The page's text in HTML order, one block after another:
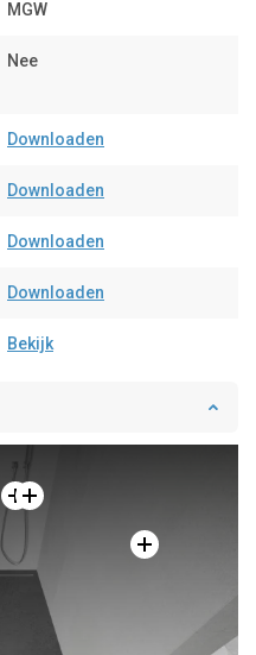
MGW
Nee
Downloaden
Downloaden
Downloaden
Downloaden
Bekijk